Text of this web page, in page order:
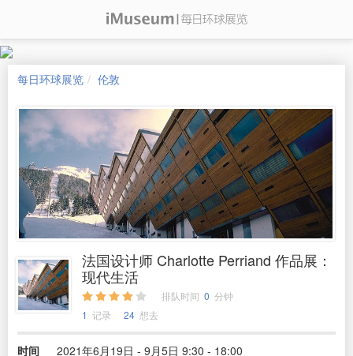
每日环球展览 伦敦
法国设计师 Charlotte Perriand 作品展：
现代生活
排队时间 0 分钟
1 记录 24 想去
时间
2021年6月19日 - 9月5日 9:30 - 18:00